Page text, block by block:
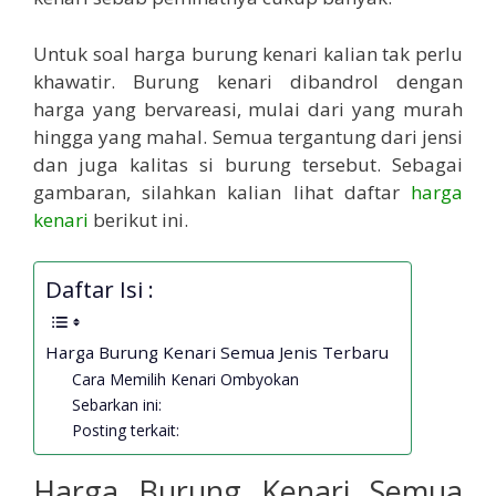
Untuk soal harga burung kenari kalian tak perlu
khawatir. Burung kenari dibandrol dengan
harga yang bervareasi, mulai dari yang murah
hingga yang mahal. Semua tergantung dari jensi
dan juga kalitas si burung tersebut. Sebagai
gambaran, silahkan kalian lihat daftar harga
kenari berikut ini.
Daftar Isi :
Harga Burung Kenari Semua Jenis Terbaru
Cara Memilih Kenari Ombyokan
Sebarkan ini:
Posting terkait: